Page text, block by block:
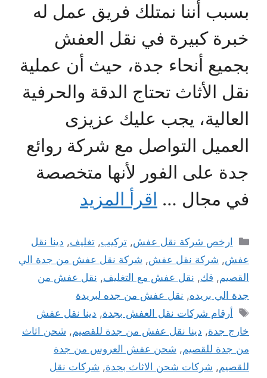
بسبب أننا نمتلك فريق عمل له
خبرة كبيرة في نقل العفش
بجميع أنحاء جدة، حيث أن عملية
نقل الأثاث تحتاج الدقة والحرفية
العالية، يجب عليك عزيزى
العميل التواصل مع شركة روائع
جدة على الفور لأنها متخصصة
في مجال … اقرأ المزيد
التصنيفات
ارخص شركة نقل عفش,تركيب,تغليف, دينا نقل
عفش, شركة نقل عفش, شركة نقل عفش من جدة الي
القصيم, فك, نقل عفش مع التغليف, نقل عفش من
جدة الي بريده, نقل عفش من جده لبريدة
الوسوم
أرقام شركات نقل العفش بجدة, دينا نقل عفش
خارج جدة, دينا نقل عفش من جدة للقصيم, شحن اثاث
من جدة للقصيم, شحن عفش العروس من جدة
للقصيم, شركات شحن الاثاث بجدة, شركات نقل